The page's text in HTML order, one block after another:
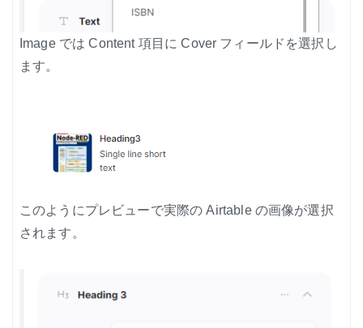
Image では Content 項目に Cover フィールドを選択し
ます。
このようにプレビューで実際の Airtable の画像が選択
されます。